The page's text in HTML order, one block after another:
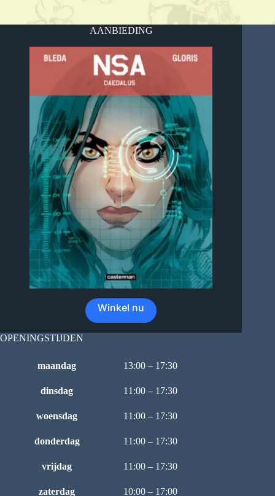
AANBIEDING
Winkel nu
OPENINGSTIJDEN
maandag 13:00 – 17:30
dinsdag 11:00 – 17:30
woensdag 11:00 – 17:30
donderdag 11:00 – 17:30
vrijdag 11:00 – 17:30
zaterdag 10:00 – 17:00